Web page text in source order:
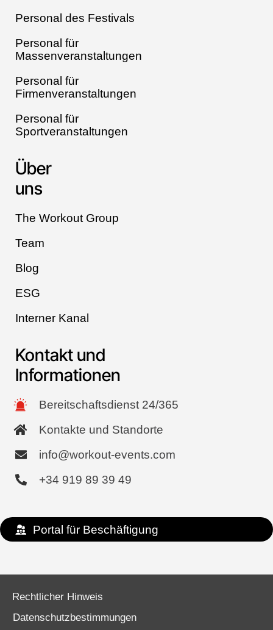
Personal des Festivals
Personal für
Massenveranstaltungen
Personal für
Firmenveranstaltungen
Personal für
Sportveranstaltungen
Über
uns
The Workout Group
Team
Blog
ESG
Interner Kanal
Kontakt und
Informationen
Bereitschaftsdienst 24/365
Kontakte und Standorte
info@workout-events.com
+34 919 89 39 49
Portal für Beschäftigung
Rechtlicher Hinweis
Datenschutzbestimmungen